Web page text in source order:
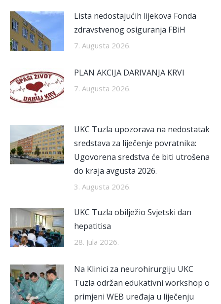
Lista nedostajućih lijekova Fonda
zdravstvenog osiguranja FBiH
7. Augusta 2026.
PLAN AKCIJA DARIVANJA KRVI
7. Augusta 2026.
UKC Tuzla upozorava na nedostatak
sredstava za liječenje povratnika:
Ugovorena sredstva će biti utrošena
do kraja avgusta 2026.
3. Augusta 2026.
UKC Tuzla obilježio Svjetski dan
hepatitisa
28. Jula 2026.
Na Klinici za neurohirurgiju UKC
Tuzla održan edukativni workshop o
primjeni WEB uređaja u liječenju